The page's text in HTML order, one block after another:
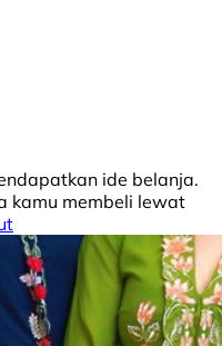
ide belanja.
kamu membeli lewat